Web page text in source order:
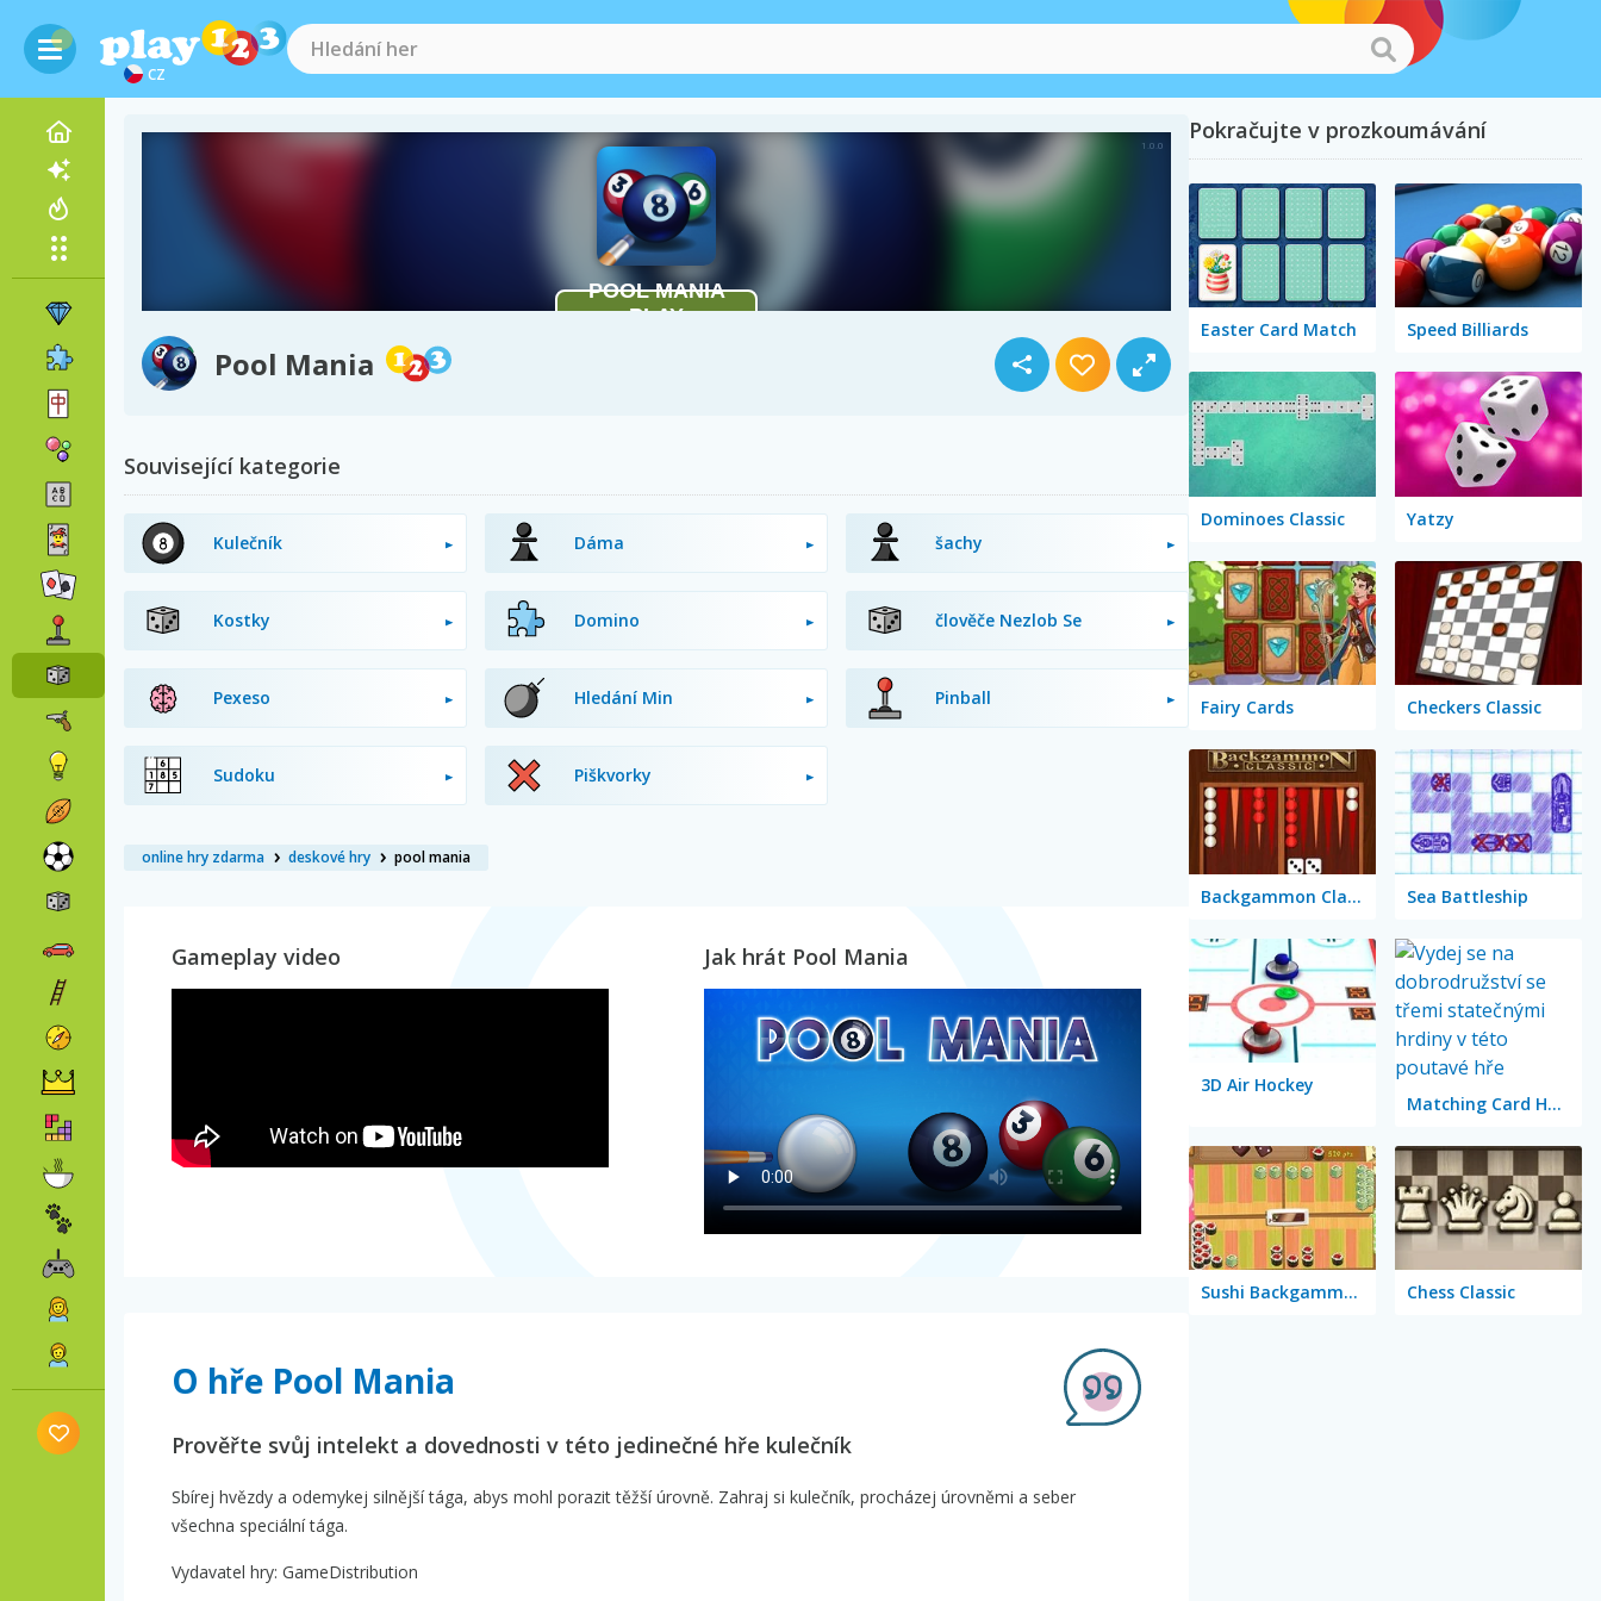
CZ
Pool Mania
Související kategorie
Kulečník Dáma šachy
Kostky Domino člověče Nezlob Se
Pexeso Hledání Min Pinball
Sudoku Piškvorky
online hry zdarma deskové hry pool mania
Gameplay video Jak hrát Pool Mania
O hře Pool Mania
Prověřte svůj intelekt a dovednosti v této jedinečné hře kulečník
Sbírej hvězdy a odemykej silnější tága, abys mohl porazit těžší úrovně. Zahraj si kulečník, procházej úrovněmi a seber
všechna speciální tága.
Vydavatel hry: GameDistribution
Pokračujte v prozkoumávání
Easter Card Match Speed Billiards
Dominoes Classic Yatzy
Fairy Cards Checkers Classic
Backgammon Classic Sea Battleship
3D Air Hockey
Matching Card Heroes
Sushi Backgammon Chess Classic